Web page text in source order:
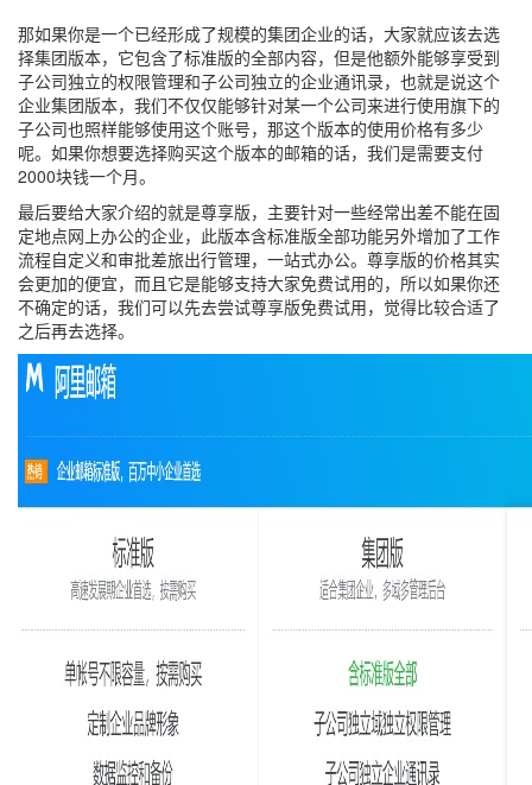
那如果你是一个已经形成了规模的集团企业的话，大家就应该去选
择集团版本，它包含了标准版的全部内容，但是他额外能够享受到
子公司独立的权限管理和子公司独立的企业通讯录，也就是说这个
企业集团版本，我们不仅仅能够针对某一个公司来进行使用旗下的
子公司也照样能够使用这个账号，那这个版本的使用价格有多少
呢。如果你想要选择购买这个版本的邮箱的话，我们是需要支付
2000块钱一个月。
最后要给大家介绍的就是尊享版，主要针对一些经常出差不能在固
定地点网上办公的企业，此版本含标准版全部功能另外增加了工作
流程自定义和审批差旅出行管理，一站式办公。尊享版的价格其实
会更加的便宜，而且它是能够支持大家免费试用的，所以如果你还
不确定的话，我们可以先去尝试尊享版免费试用，觉得比较合适了
之后再去选择。